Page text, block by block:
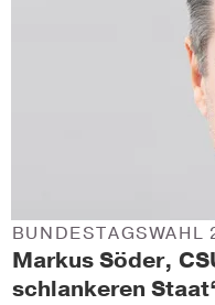
Markus Söder,
schlankeren
BUNDESTAGSWAHL